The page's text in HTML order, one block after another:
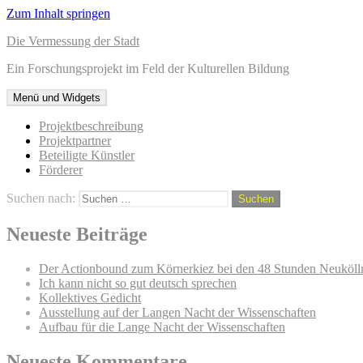
Zum Inhalt springen
Die Vermessung der Stadt
Ein Forschungsprojekt im Feld der Kulturellen Bildung
Menü und Widgets
Projektbeschreibung
Projektpartner
Beteiligte Künstler
Förderer
Suchen nach:
Neueste Beiträge
Der Actionbound zum Körnerkiez bei den 48 Stunden
Ich kann nicht so gut deutsch sprechen
Kollektives Gedicht
Ausstellung auf der Langen Nacht der Wissenschaften
Aufbau für die Lange Nacht der Wissenschaften